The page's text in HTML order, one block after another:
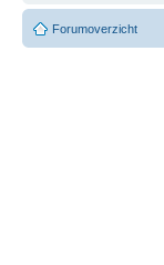
Forumoverzicht